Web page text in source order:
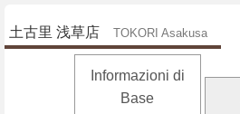
土古里 浅草店 TOKORI Asakusa
Informazioni di
Base